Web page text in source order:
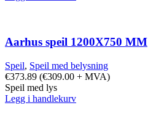
Aarhus speil 1200X750 MM
Speil, Speil med belysning
€373.89 (€309.00 + MVA)
Speil med lys
Legg i handlekurv